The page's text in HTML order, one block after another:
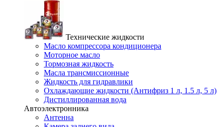
Технические жидкости
Масло компрессора кондиционера
Моторное масло
Тормозная жидкость
Масла трансмиссионные
Жидкость для гидравлики
Охлаждающие жидкости (Антифриз 1 л, 1.5 л, 5 л)
Дистиллированная вода
Автоэлектронника
Антенна